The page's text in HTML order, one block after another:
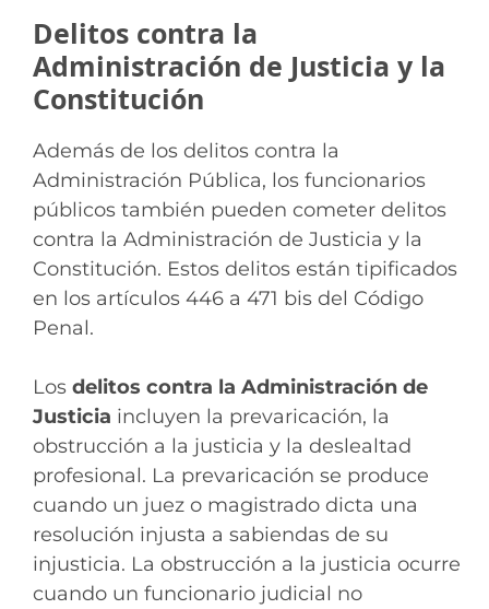
Delitos contra la
Administración de Justicia y la
Constitución
Además de los delitos contra la
Administración Pública, los funcionarios
públicos también pueden cometer delitos
contra la Administración de Justicia y la
Constitución. Estos delitos están tipificados
en los artículos 446 a 471 bis del Código
Penal.
Los delitos contra la Administración de
Justicia incluyen la prevaricación, la
obstrucción a la justicia y la deslealtad
profesional. La prevaricación se produce
cuando un juez o magistrado dicta una
resolución injusta a sabiendas de su
injusticia. La obstrucción a la justicia ocurre
cuando un funcionario judicial no